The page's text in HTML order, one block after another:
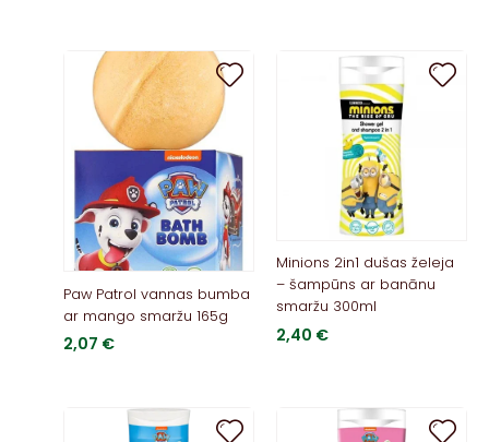
Paw Patrol vannas bumba
ar mango smaržu 165g
2,07 €
Minions 2in1 dušas želeja
– šampūns ar banānu
smaržu 300ml
2,40 €